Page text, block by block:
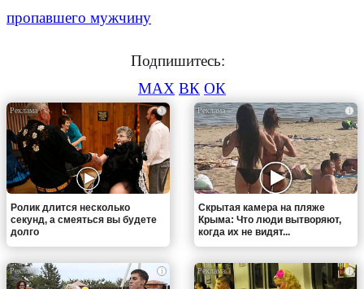
пропавшего мужчину
Подпишитесь:
MAX ВК ОК
i
Ролик длится несколько
секунд, а смеяться вы будете
долго
i
Скрытая камера на пляже
Крыма: Что люди вытворяют,
когда их не видят...
i i